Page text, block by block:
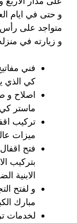
و حتى في ايام
متواجد على رأس
و زيارته في
فني
كي الذي
اصلاح و
ماستر
تركيب
ميزات
فتح
بتركيب
الابنية
و لفتح
مبارك
لخدمات